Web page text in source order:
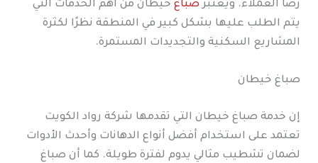
رضا العملاء. ويُعتبر صباغ خيطان من أهم الخدمات التي
يتم الطلب عليها بشكل كبير في المنطقة نظرًا لكثرة
المشاريع السكنية والتجديدات المستمرة.
صباغ خيطان
إن خدمة صباغ خيطان التي تقدمها شركة رواد الكويت
تعتمد على استخدام أفضل أنواع الدهانات وأحدث الأدوات
لضمان تشطيب مثالي يدوم لفترة طويلة. كما أن صباغ